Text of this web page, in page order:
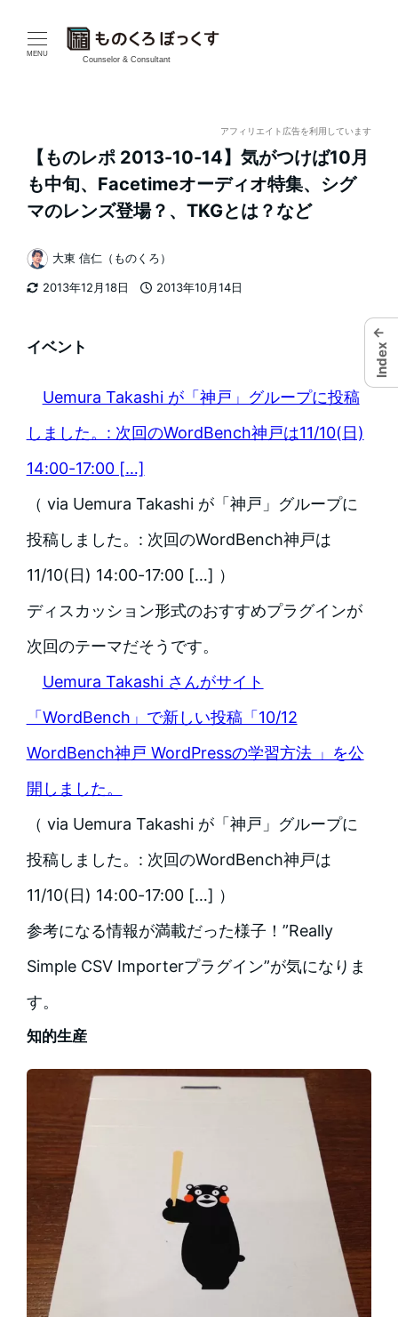
MENU
Counselor & Consultant
アフィリエイト広告を利用しています
【ものレポ 2013-10-14】気がつけば10月
も中旬、Facetimeオーディオ特集、シグ
マのレンズ登場？、TKGとは？など
2013年12月18日
2013年10月14日
著
者
大東 信仁（ものくろ）
イベント
Uemura Takashi が「神戸」グループに投稿
しました。: 次回のWordBench神戸は11/10(日)
14:00-17:00 […]
（ via Uemura Takashi が「神戸」グループに
投稿しました。: 次回のWordBench神戸は
11/10(日) 14:00-17:00 […] ）
ディスカッション形式のおすすめプラグインが
次回のテーマだそうです。
Uemura Takashi さんがサイト
「WordBench」で新しい投稿「10/12
WordBench神戸 WordPressの学習方法 」を公
開しました。
（ via Uemura Takashi が「神戸」グループに
投稿しました。: 次回のWordBench神戸は
11/10(日) 14:00-17:00 […] ）
参考になる情報が満載だった様子！”Really
Simple CSV Importerプラグイン”が気になりま
す。
知的生産
←
Index